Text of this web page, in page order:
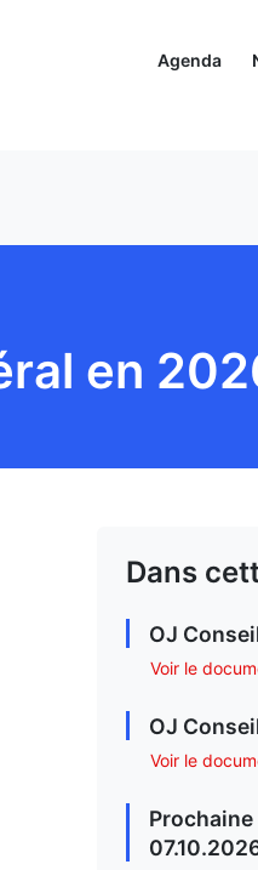
Agenda
en
Dans
OJ
Voir le
OJ
Voir le